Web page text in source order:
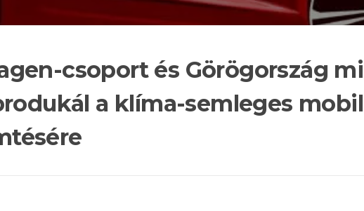
csoport és Görögország
a klíma-semleges